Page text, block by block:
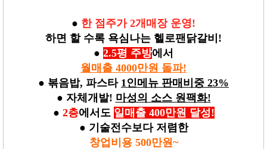
● 한 점주가 2개매장 운영!
하면 할 수록 욕심나는 헬로팬닭갈비!
● 2.5평 주방에서
월매출 4000만원 돌파!
● 볶음밥, 파스타 1인메뉴 판매비중 23%
● 자체개발! 마성의 소스 원팩화!
● 2층에서도 일매출 400만원 달성!
● 기술전수보다 저렴한
창업비용 500만원~